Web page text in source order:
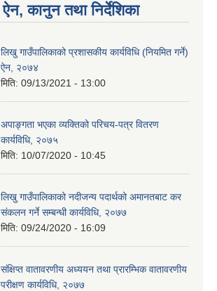
ऐन, कानुन तथा निर्देशिका
लिखु गाउँपालिकाको प्रशासकीय कार्यविधि (नियमित गर्ने)
ऐन, २०७४
मिति: 09/13/2021 - 13:00
अपाङ्गता भएका व्यक्तिको परिचय-पत्र वितरण
कार्यविधि, २०७५
मिति: 10/07/2020 - 10:45
लिखु गाउँपालिकाको नदीजन्य पदार्थको अमानतबाट कर
संकलन गर्ने सम्बन्धी कार्यविधि, २०७७
मिति: 09/24/2020 - 16:09
संक्षिप्त वातावरणीय अध्ययन तथा प्रारम्भिक वातावरणीय
परीक्षण कार्यविधि, २०७७